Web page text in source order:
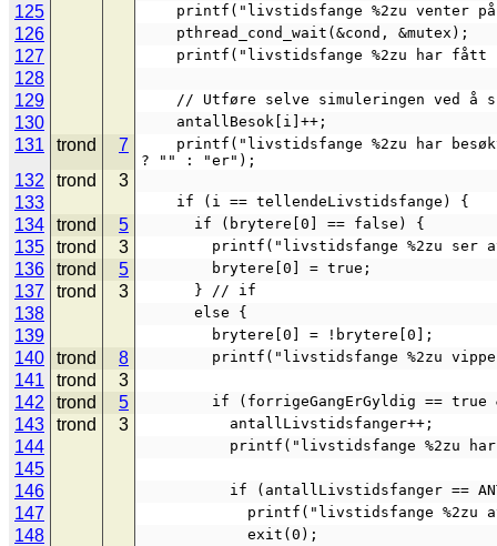
125
printf("livstidsfange %2zu
126
    pthread_cond_wait(&cond, &mutex);
127
printf("livstidsfange %2zu har
128
129
// Utføre selve simuleringen ved
130
    antallBesok[i]++;
131 trond 7
? "" : "er");
132 trond
3
133
    if (i == tellendeLivstidsfange) {
134 trond 5
      if (brytere[0] == false) {
135 trond 3
printf("livstidsfange %2zu
136 trond 5
        brytere[0] = true;
137 trond 3
      } // if
138
      else {
139
        brytere[0] = !brytere[0];
140 trond 8
printf("livstidsfange
141 trond
3
142
trond 5
if (forrigeGangErGyldig ==
143 trond 3
          antallLivstidsfanger++;
144
printf("livstidsfange
145
146
if (antallLivstidsfanger
147
148
            exit(0);